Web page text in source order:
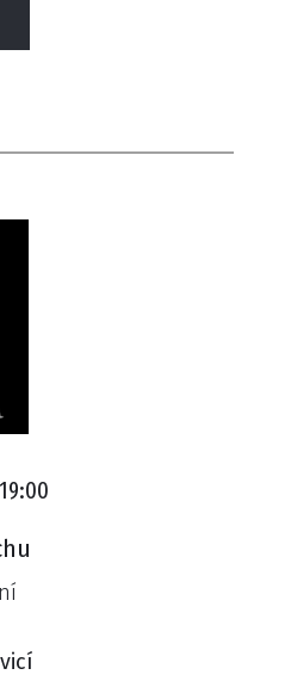
19:00